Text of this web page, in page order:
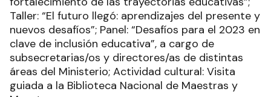
Taller: “El futuro llegó: aprendizajes del presente y
nuevos desafíos”; Panel: “Desafíos para el 2023 en
clave de inclusión educativa”, a cargo de
subsecretarias/os y directores/as de distintas
áreas del Ministerio; Actividad cultural: Visita
guiada a la Biblioteca Nacional de Maestras y